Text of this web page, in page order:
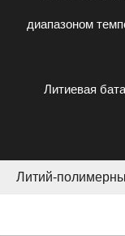
диапазоном
Литиевая
Литий-